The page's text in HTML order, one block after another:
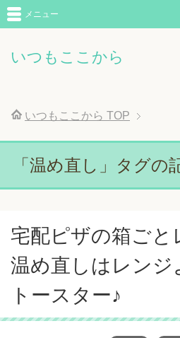
いつもここから
メニュー
いつもここから TOP
「温め直し」タグの
宅配ピザの箱ごと
温め直しはレンジ
トースター♪